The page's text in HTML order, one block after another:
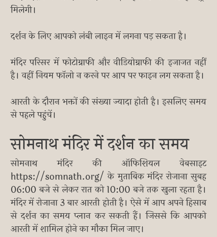
मिलेगी।
दर्शन के लिए आपको लंबी लाइन में लगना पड़ सकता है।
मंदिर परिसर में फोटोग्राफी और वीडियोग्राफी की इजाजत नहीं
है। वहीं नियम फॉलो न करने पर आप पर फाइन लग सकता है।
आरती के दौरान भक्तों की संख्या ज्यादा होती है। इसलिए समय
से पहले पहुंचें।
सोमनाथ मंदिर में दर्शन का समय
सोमनाथ मंदिर की ऑफिशियल वेबसाइट
https://somnath.org/ के मुताबिक मंदिर रोजाना सुबह
06:00 बजे से लेकर रात को 10:00 बजे तक खुला रहता है।
मंदिर में रोजाना 3 बार आरती होती है। ऐसे में आप अपने हिसाब
से दर्शन का समय प्लान कर सकती हैं। जिससे कि आपको
आरती में शामिल होने का मौका मिल जाए।